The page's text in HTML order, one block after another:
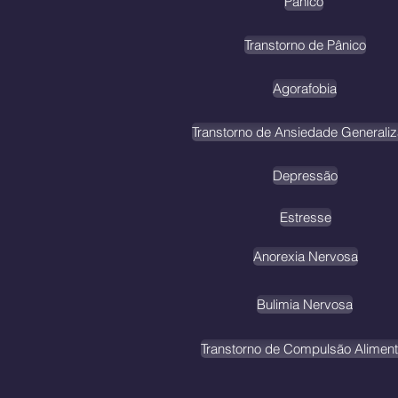
Depressão
Estresse
Agorafobia
Transtorno de Ansiedade
Anorexia Nervosa
Transtorno de Pânico
Bulimia Nervosa
Transtorno de Compulsão